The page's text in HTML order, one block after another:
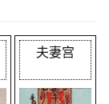
夫妻宫